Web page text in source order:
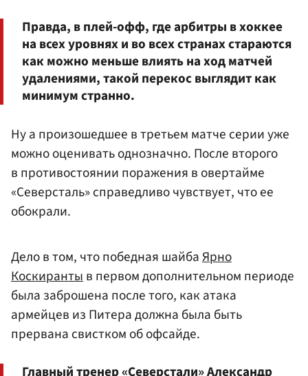
Правда, в плей-офф, где арбитры в хоккее
на всех уровнях и во всех странах стараются
как можно меньше влиять на ход матчей
удалениями, такой перекос выглядит как
минимум странно.
Ну а произошедшее в третьем матче серии уже
можно оценивать однозначно. После второго
в противостоянии поражения в овертайме
«Северсталь» справедливо чувствует, что ее
обокрали.
Дело в том, что победная шайбаЯрно
Коскирантыв первом дополнительном периоде
была заброшена после того, как атака
армейцев из Питера должна была быть
прервана свистком об офсайде.
Главный тренер«Северстали»Александр